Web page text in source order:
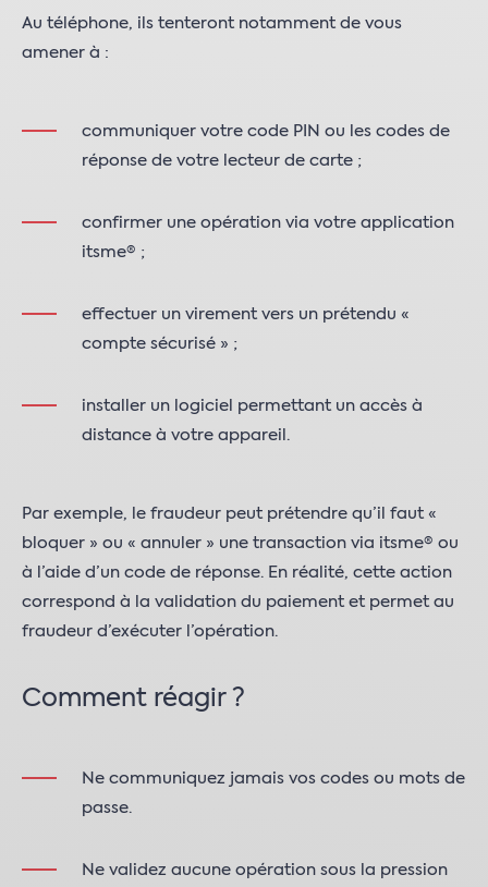
Au téléphone, ils tenteront notamment de vous
amener à :
communiquer votre code PIN ou les codes de
réponse de votre lecteur de carte ;
confirmer une opération via votre application
itsme® ;
effectuer un virement vers un prétendu «
compte sécurisé » ;
installer un logiciel permettant un accès à
distance à votre appareil.
Par exemple, le fraudeur peut prétendre qu’il faut «
bloquer » ou « annuler » une transaction via itsme® ou
à l’aide d’un code de réponse. En réalité, cette action
correspond à la validation du paiement et permet au
fraudeur d’exécuter l’opération.
Comment réagir ?
Ne communiquez jamais vos codes ou mots de
passe.
Ne validez aucune opération sous la pression